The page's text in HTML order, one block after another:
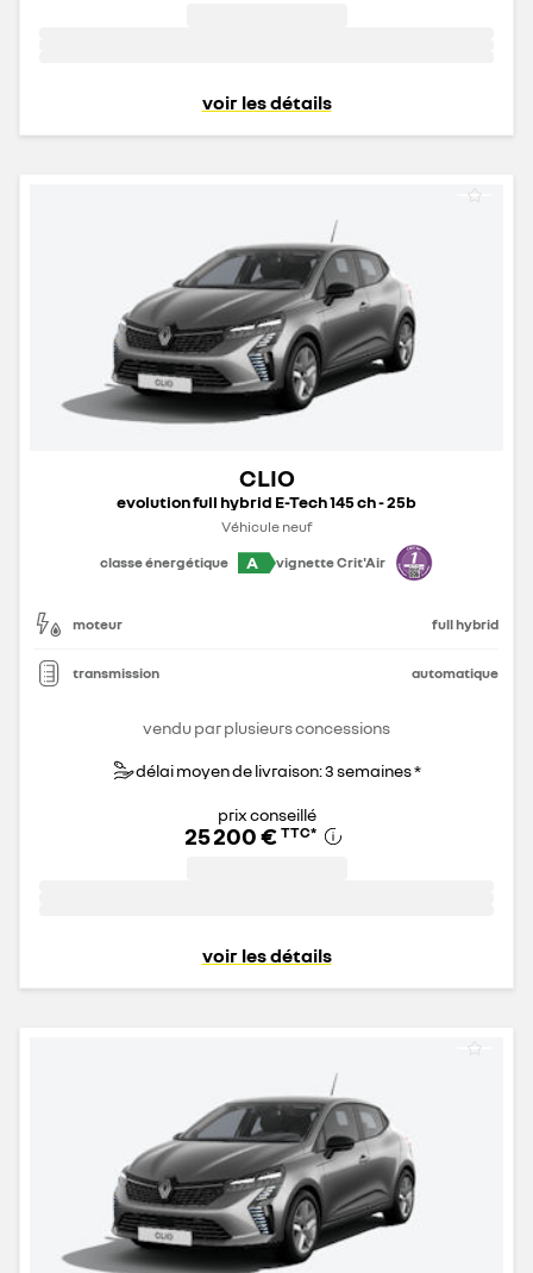
voir les détails
CLIO
evolution full hybrid E-Tech 145 ch - 25b
Véhicule neuf
classe énergétique
A vignette Crit'Air
moteur full hybrid
transmission automatique
vendu par plusieurs concessions
délai moyen de livraison: 3 semaines *
prix conseillé
25 200 € TTC*
voir les détails